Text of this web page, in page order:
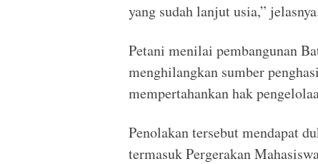
yang sudah lanjut usia,”
Petani menilai pembangunan
menghilangkan sumber
mempertahankan hak
Penolakan tersebut mendapat
termasuk Pergerakan